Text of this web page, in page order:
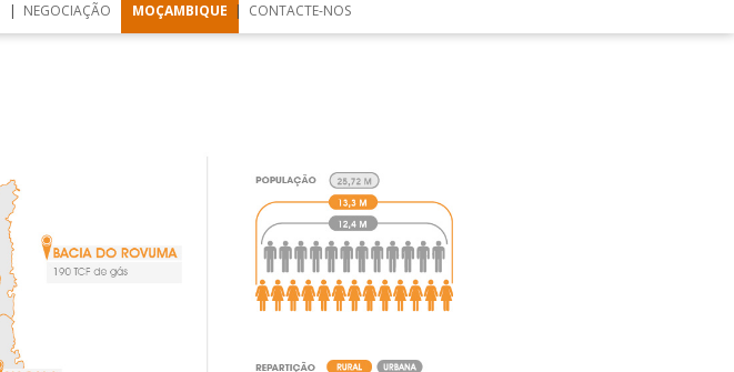
NEGOCIAÇÃO MOÇAMBIQUE CONTACTE-NOS